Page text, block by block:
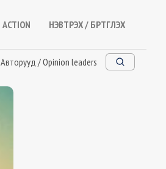
ACTION НЭВТРЭХ / БҮРТГҮҮЛЭХ
Авторууд / Opinion leaders